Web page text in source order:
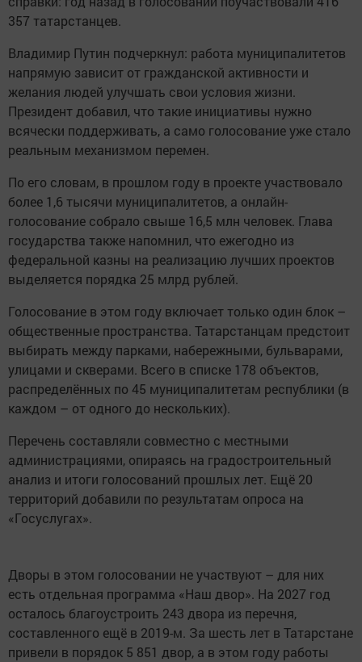
357 татарстанцев.
Владимир Путин подчеркнул: работа муниципалитетов
напрямую зависит от гражданской активности и
желания людей улучшать свои условия жизни.
Президент добавил, что такие инициативы нужно
всячески поддерживать, а само голосование уже стало
реальным механизмом перемен.
По его словам, в прошлом году в проекте участвовало
более 1,6 тысячи муниципалитетов, а онлайн-
голосование собрало свыше 16,5 млн человек. Глава
государства также напомнил, что ежегодно из
федеральной казны на реализацию лучших проектов
выделяется порядка 25 млрд рублей.
Голосование в этом году включает только один блок –
общественные пространства. Татарстанцам предстоит
выбирать между парками, набережными, бульварами,
улицами и скверами. Всего в списке 178 объектов,
распределённых по 45 муниципалитетам республики (в
каждом – от одного до нескольких).
Перечень составляли совместно с местными
администрациями, опираясь на градостроительный
анализ и итоги голосований прошлых лет. Ещё 20
территорий добавили по результатам опроса на
«Госуслугах».
Дворы в этом голосовании не участвуют – для них
есть отдельная программа «Наш двор». На 2027 год
осталось благоустроить 243 двора из перечня,
составленного ещё в 2019-м. За шесть лет в Татарстане
привели в порядок 5 851 двор, а в этом году работы